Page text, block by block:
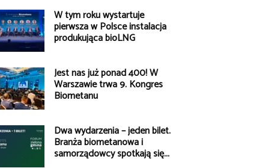
W tym roku wystartuje
pierwsza w Polsce instalacja
produkująca bioLNG
Jest nas już ponad 400! W
Warszawie trwa 9. Kongres
Biometanu
Dwa wydarzenia – jeden bilet.
Branża biometanowa i
samorządowcy spotkają się...